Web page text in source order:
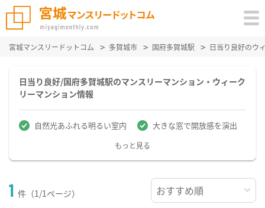
宮城マンスリードットコム 多賀城市 国府多賀城駅 日当り良好のウ
日当り良好/国府多賀城駅のマンスリーマンション・ウィーク
リーマンション情報
自然光あふれる明るい室内 大きな窓で開放感を演出
もっと見る
1 件（1/1ページ）